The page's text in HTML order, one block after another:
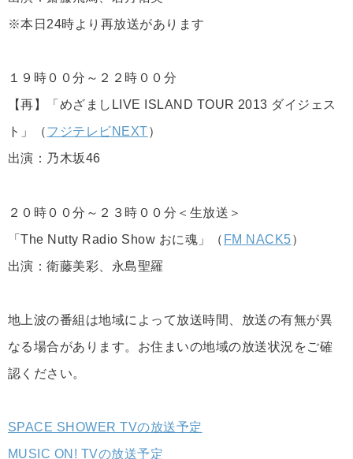
※本日24時より再放送があります
１９時００分～２２時００分
【再】「めざましLIVE ISLAND TOUR 2013 ダイジェス
ト」（フジテレビNEXT）
出演：乃木坂46
２０時００分～２３時００分＜生放送＞
「The Nutty Radio Show おに魂」（ FM NACK5）
出演：衛藤美彩、永島聖羅
地上波の番組は地域によって放送時間、放送の有無が異
なる場合があります。お住まいの地域の放送状況をご確
認ください。
SPACE SHOWER TVの放送予定
MUSIC ON! TVの放送予定